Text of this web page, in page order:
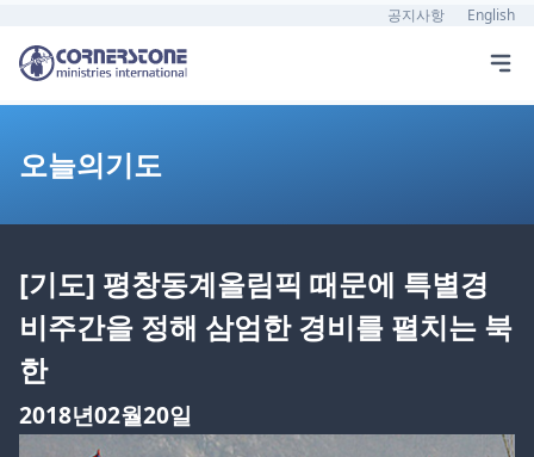
공지사항 English
오늘의기도
[기도] 평창동계올림픽 때문에 특별경
비주간을 정해 삼엄한 경비를 펼치는 북
한
2018년02월20일